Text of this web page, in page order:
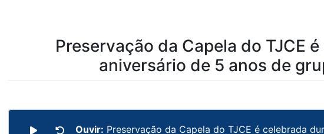
Preservação da Capela do TJCE
aniversário de 5 anos de
Ouvir: Preservação da Capela do TJCE é celebrada